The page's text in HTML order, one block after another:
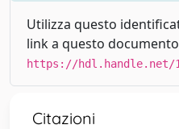
Utilizza questo
link a questo
https://hdl.handle.net/
Citazioni